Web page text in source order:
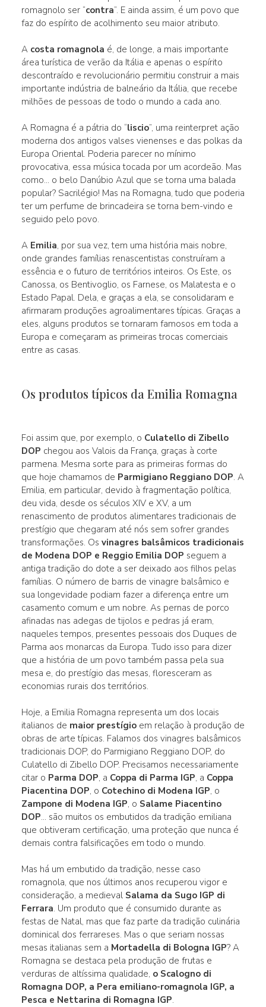
romagnolo ser “contra”. E ainda assim, é um povo que
faz do espírito de acolhimento seu maior atributo.
A costa romagnola é, de longe, a mais importante
área turística de verão da Itália e apenas o espírito
descontraído e revolucionário permitiu construir a mais
importante indústria de balneário da Itália, que recebe
milhões de pessoas de todo o mundo a cada ano.
A Romagna é a pátria do “liscio”, uma reinterpret ação
moderna dos antigos valses vienenses e das polkas da
Europa Oriental. Poderia parecer no mínimo
provocativa, essa música tocada por um acordeão. Mas
como... o belo Danúbio Azul que se torna uma balada
popular? Sacrilégio! Mas na Romagna, tudo que poderia
ter um perfume de brincadeira se torna bem-vindo e
seguido pelo povo.
A Emilia, por sua vez, tem uma história mais nobre,
onde grandes famílias renascentistas construíram a
essência e o futuro de territórios inteiros. Os Este, os
Canossa, os Bentivoglio, os Farnese, os Malatesta e o
Estado Papal. Dela, e graças a ela, se consolidaram e
afirmaram produções agroalimentares típicas. Graças a
eles, alguns produtos se tornaram famosos em toda a
Europa e começaram as primeiras trocas comerciais
entre as casas.
Os produtos típicos da Emilia Romagna
Foi assim que, por exemplo, o Culatello di Zibello
DOP chegou aos Valois da França, graças à corte
parmena. Mesma sorte para as primeiras formas do
que hoje chamamos de Parmigiano Reggiano DOP. A
Emilia, em particular, devido à fragmentação política,
deu vida, desde os séculos XIV e XV, a um
renascimento de produtos alimentares tradicionais de
prestígio que chegaram até nós sem sofrer grandes
transformações. Os vinagres balsâmicos tradicionais
de Modena DOP e Reggio Emilia DOP seguem a
antiga tradição do dote a ser deixado aos filhos pelas
famílias. O número de barris de vinagre balsâmico e
sua longevidade podiam fazer a diferença entre um
casamento comum e um nobre. As pernas de porco
afinadas nas adegas de tijolos e pedras já eram,
naqueles tempos, presentes pessoais dos Duques de
Parma aos monarcas da Europa. Tudo isso para dizer
que a história de um povo também passa pela sua
mesa e, do prestígio das mesas, floresceram as
economias rurais dos territórios.
Hoje, a Emilia Romagna representa um dos locais
italianos de maior prestígioem relação à produção de
obras de arte típicas. Falamos dos vinagres balsâmicos
tradicionais DOP, do Parmigiano Reggiano DOP, do
Culatello di Zibello DOP. Precisamos necessariamente
citar o Parma DOP, a Coppa di Parma IGP, a Coppa
Piacentina DOP, o Cotechino di Modena IGP, o
Zampone di Modena IGP, o Salame Piacentino
DOP… são muitos os embutidos da tradição emiliana
que obtiveram certificação, uma proteção que nunca é
demais contra falsificações em todo o mundo.
Mas há um embutido da tradição, nesse caso
romagnola, que nos últimos anos recuperou vigor e
consideração, a medieval Salama da Sugo IGP di
Ferrara. Um produto que é consumido durante as
festas de Natal, mas que faz parte da tradição culinária
dominical dos ferrareses. Mas o que seriam nossas
mesas italianas sem a Mortadella di Bologna IGP? A
Romagna se destaca pela produção de frutas e
verduras de altíssima qualidade, o Scalogno di
Romagna DOP, a Pera emiliano-romagnola IGP, a
Pesca e Nettarina di Romagna IGP.